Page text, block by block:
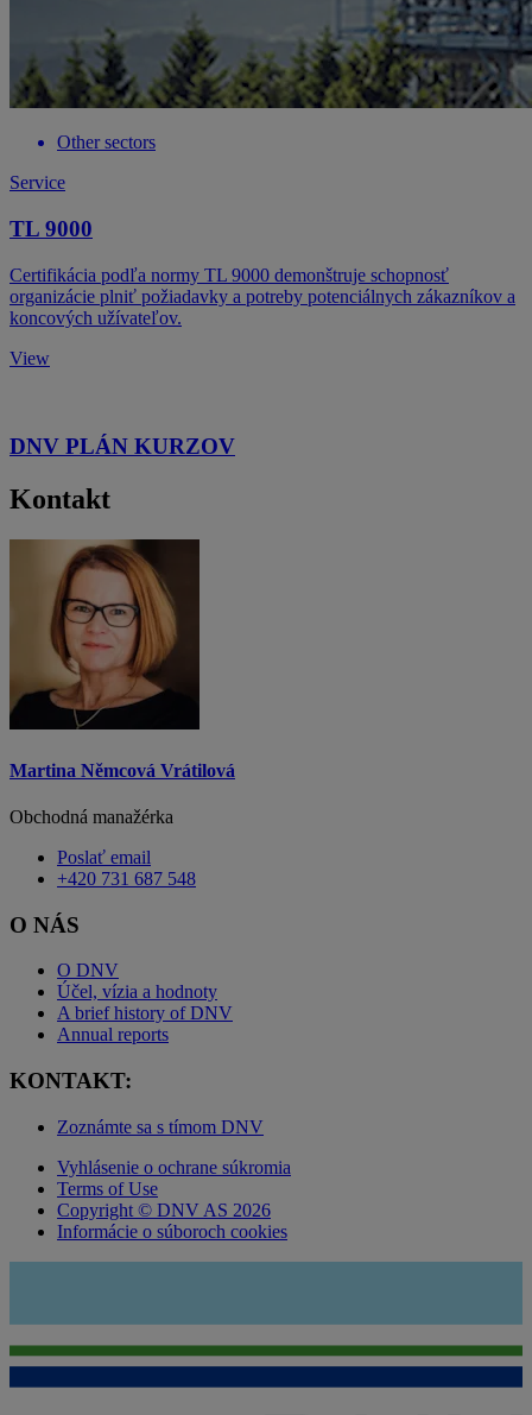
Other sectors
Service
TL 9000
Certifikácia podľa normy TL 9000 demonštruje schopnosť
organizácie plniť požiadavky a potreby potenciálnych zákazníkov a
koncových užívateľov.
View
DNV PLÁN KURZOV
Kontakt
Martina Němcová Vrátilová
Obchodná manažérka
Poslať email
+420 731 687 548
O NÁS
O DNV
Účel, vízia a hodnoty
A brief history of DNV
Annual reports
KONTAKT:
Zoznámte sa s tímom DNV
Vyhlásenie o ochrane súkromia
Terms of Use
Copyright © DNV AS 2026
Informácie o súboroch cookies